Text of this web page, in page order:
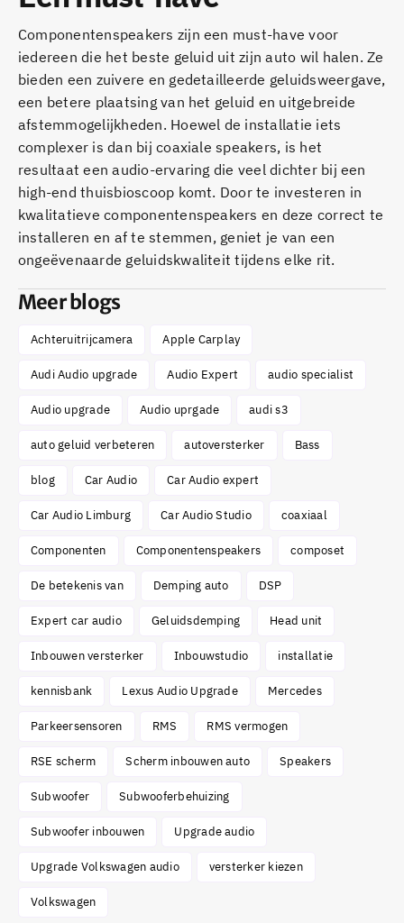
Componentenspeakers zijn een must-have voor
iedereen die het beste geluid uit zijn auto wil halen. Ze
bieden een zuivere en gedetailleerde geluidsweergave,
een betere plaatsing van het geluid en uitgebreide
afstemmogelijkheden. Hoewel de installatie iets
complexer is dan bij coaxiale speakers, is het
resultaat een audio-ervaring die veel dichter bij een
high-end thuisbioscoop komt. Door te investeren in
kwalitatieve componentenspeakers en deze correct te
installeren en af te stemmen, geniet je van een
ongeëvenaarde geluidskwaliteit tijdens elke rit.
Meer blogs
Achteruitrijcamera Apple Carplay
Audi Audio upgrade Audio Expert audio specialist
Audio upgrade Audio uprgade audi s3
auto geluid verbeteren autoversterker Bass
blog Car Audio Car Audio expert
Car Audio Limburg Car Audio Studio coaxiaal
Componenten Componentenspeakers composet
De betekenis van Demping auto DSP
Expert car audio Geluidsdemping Head unit
Inbouwen versterker Inbouwstudio installatie
kennisbank Lexus Audio Upgrade Mercedes
Parkeersensoren RMS RMS vermogen
RSE scherm Scherm inbouwen auto Speakers
Subwoofer Subwooferbehuizing
Subwoofer inbouwen Upgrade audio
Upgrade Volkswagen audio versterker kiezen
Volkswagen